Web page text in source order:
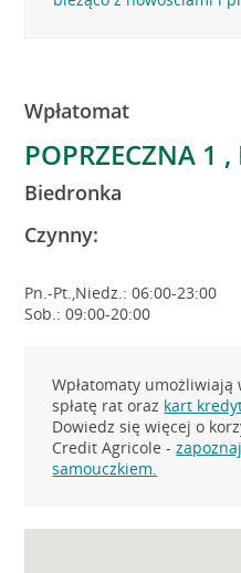
Wpłatomat
POPRZECZNA 1
Biedronka
Czynny:
Pn.-Pt.,Niedz.: 06:00-23:00
Sob.: 09:00-20:00
Wpłatomaty umożliwiają
spłatę rat oraz kart
Dowiedz się więcej o
Credit Agricole -
samouczkiem.